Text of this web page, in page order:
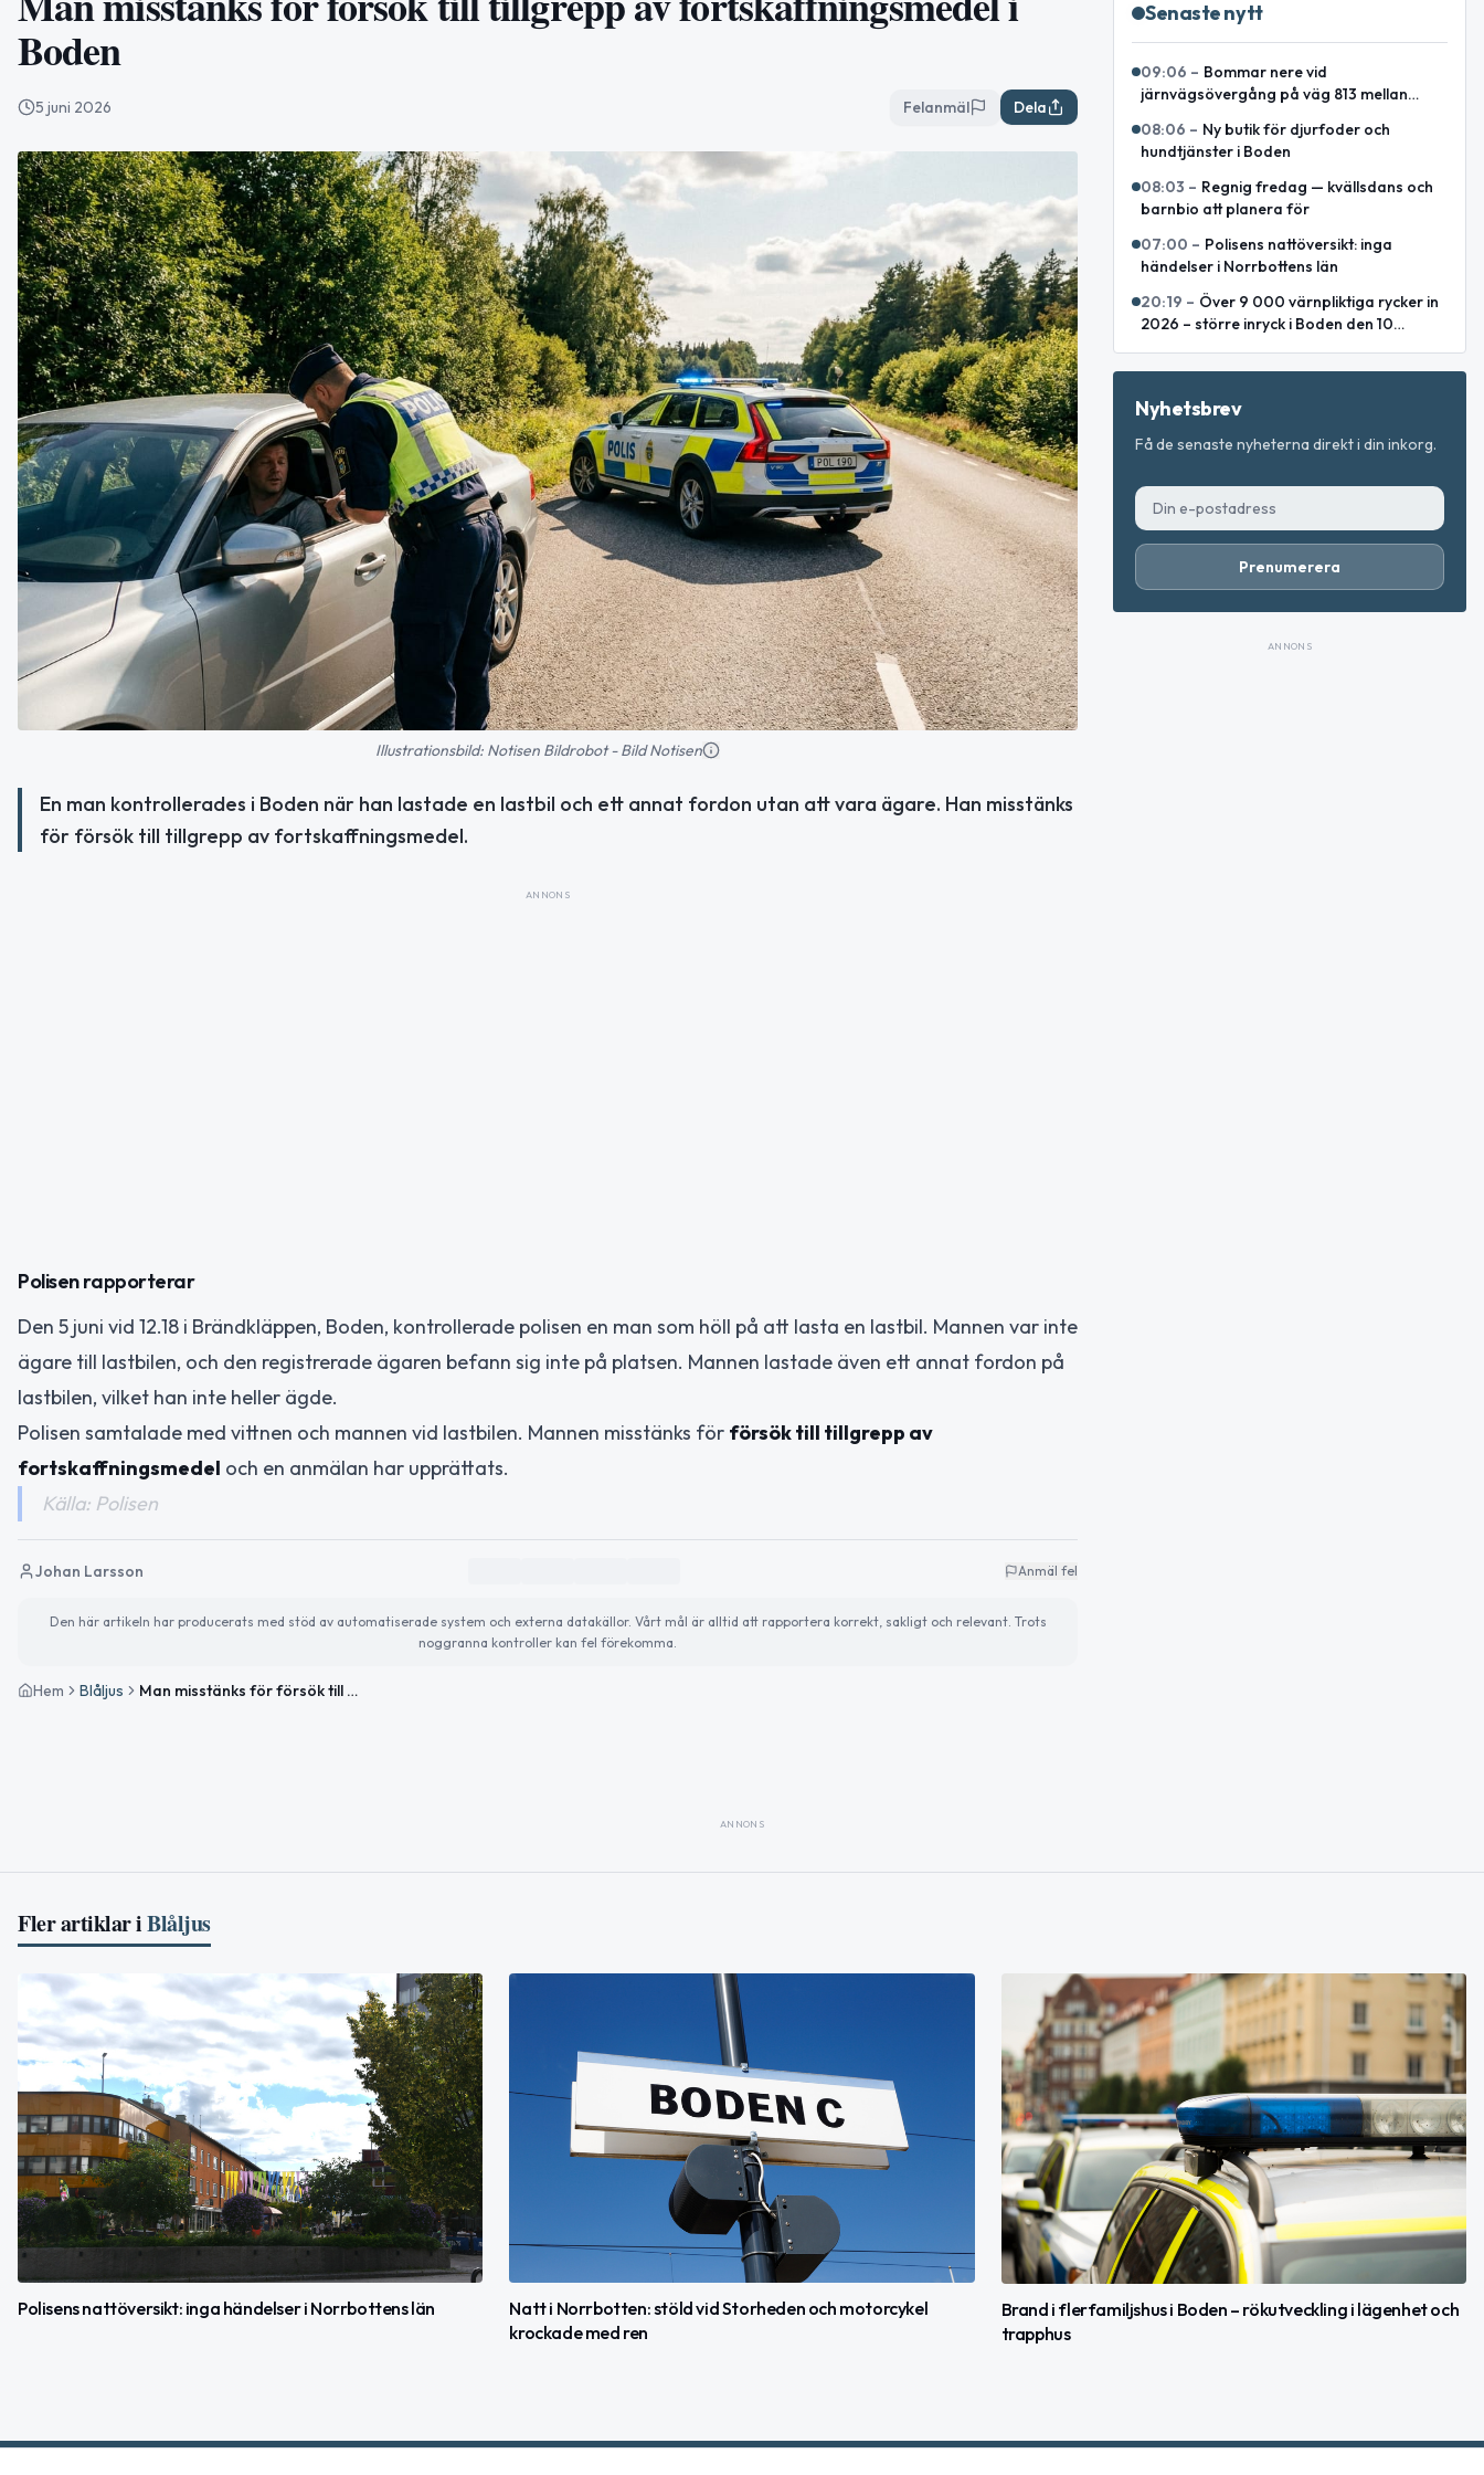
Boden
5 juni 2026 Felanmäl Dela
Illustrationsbild: Notisen Bildrobot - Bild Notisen
En man kontrollerades i Boden när han lastade en lastbil och ett annat fordon utan att vara ägare. Han misstänks
för försök till tillgrepp av fortskaffningsmedel.
ANNONS
Polisen rapporterar
Den 5 juni vid 12.18 i Brändkläppen, Boden, kontrollerade polisen en man som höll på att lasta en lastbil. Mannen var inte
ägare till lastbilen, och den registrerade ägaren befann sig inte på platsen. Mannen lastade även ett annat fordon på
lastbilen, vilket han inte heller ägde.
Polisen samtalade med vittnen och mannen vid lastbilen. Mannen misstänks för försök till tillgrepp av
fortskaffningsmedel och en anmälan har upprättats.
Källa: Polisen
Johan Larsson Anmäl fel
Den här artikeln har producerats med stöd av automatiserade system och externa datakällor. Vårt mål är alltid att rapportera korrekt, sakligt och relevant. Trots
noggranna kontroller kan fel förekomma.
Hem Blåljus Man misstänks för försök till tillgrepp av fortskaffningsmedel i Boden
Senaste nytt
09:06 – Bommar nere vid
järnvägsövergång på väg 813 mellan
08:06 – Ny butik för djurfoder och
hundtjänster i Boden
08:03 – Regnig fredag — kvällsdans och
barnbio att planera för
07:00 – Polisens nattöversikt: inga
händelser i Norrbottens län
20:19 – Över 9 000 värnpliktiga rycker in
2026 – större inryck i Boden den 10
Nyhetsbrev
Få de senaste nyheterna direkt i din inkorg.
Prenumerera
ANNONS
ANNONS
Fler artiklar iBlåljus
Polisens nattöversikt: inga händelser i Norrbottens län
Natt i Norrbotten: stöld vid Storheden och motorcykel
krockade med ren
Brand i flerfamiljshus i Boden – rökutveckling i lägenhet och
trapphus